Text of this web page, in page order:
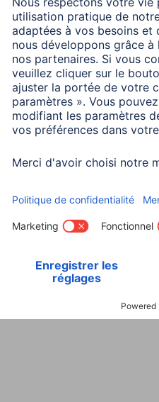
Confidentialité et Securité